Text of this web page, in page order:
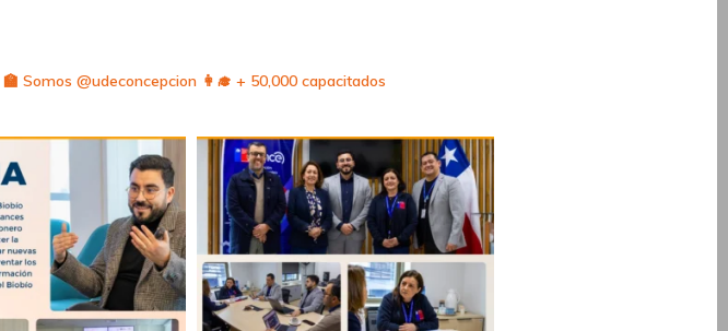
🏫 Somos @udeconcepcion 👩‍🎓 + 50,000 capacitados